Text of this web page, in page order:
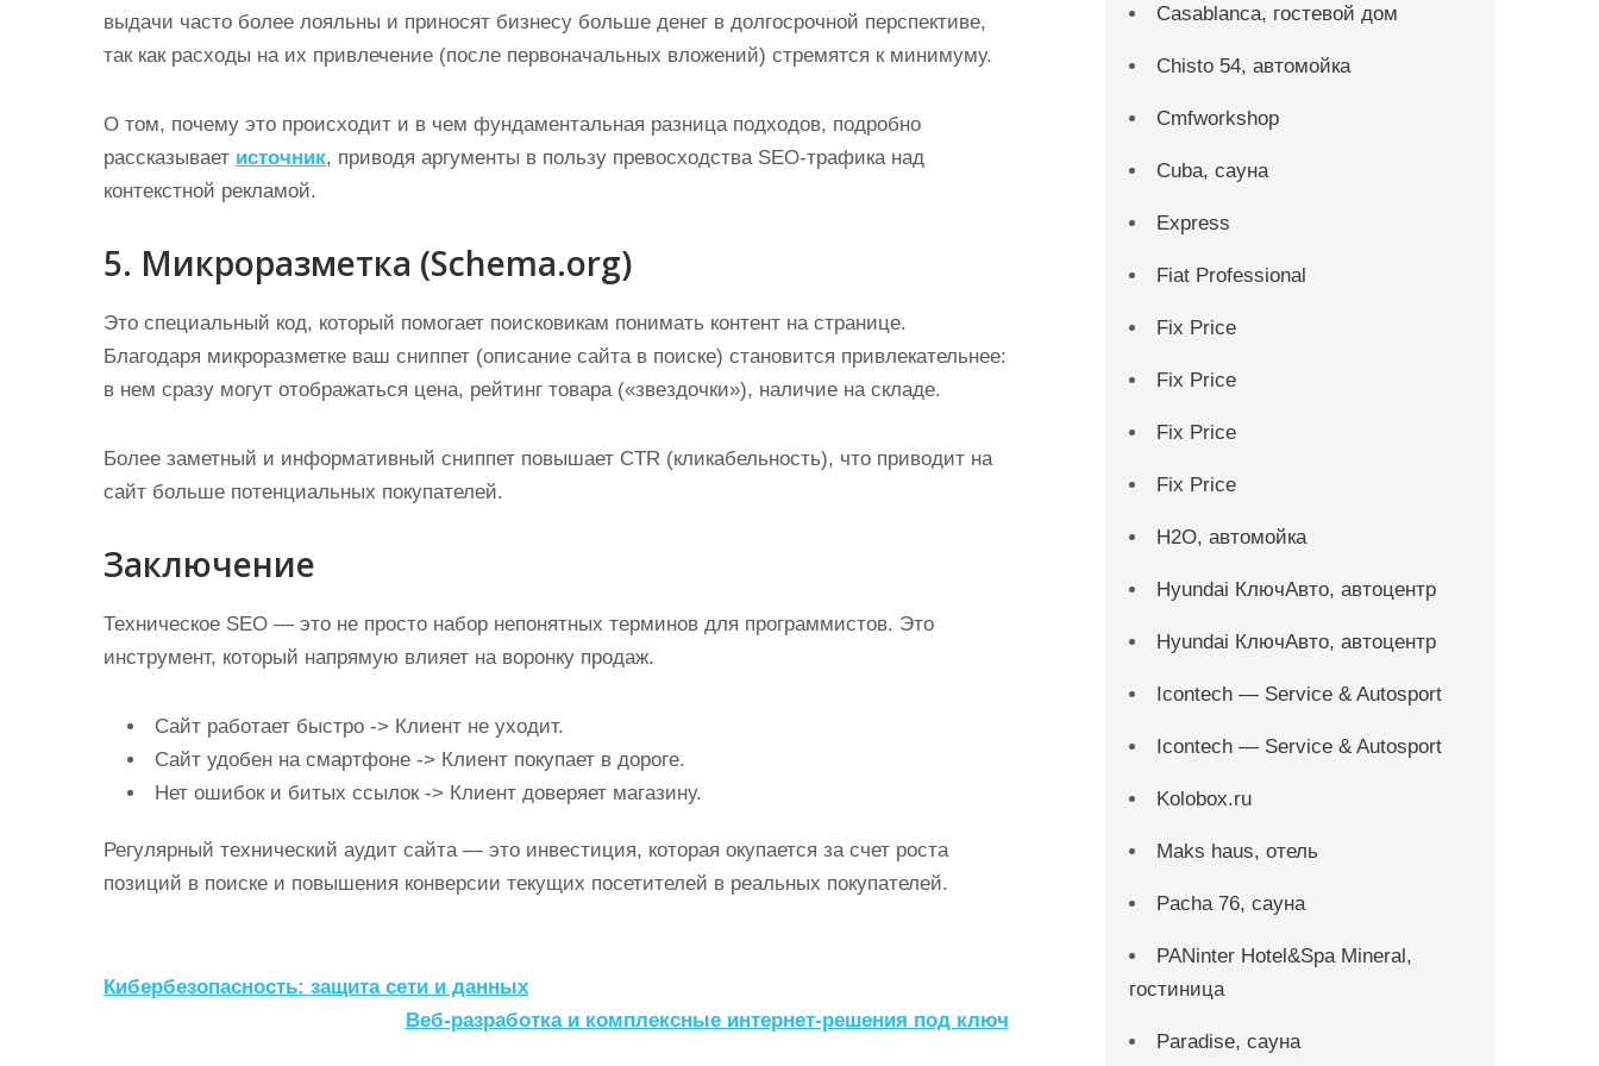
выдачи часто более лояльны и приносят бизнесу больше денег в долгосрочной перспективе,
так как расходы на их привлечение (после первоначальных вложений) стремятся к минимуму.
О том, почему это происходит и в чем фундаментальная разница подходов, подробно
рассказывает источник, приводя аргументы в пользу превосходства SEO-трафика над
контекстной рекламой.
5. Микроразметка (Schema.org)
Это специальный код, который помогает поисковикам понимать контент на странице.
Благодаря микроразметке ваш сниппет (описание сайта в поиске) становится привлекательнее:
в нем сразу могут отображаться цена, рейтинг товара («звездочки»), наличие на складе.
Более заметный и информативный сниппет повышает CTR (кликабельность), что приводит на
сайт больше потенциальных покупателей.
Заключение
Техническое SEO — это не просто набор непонятных терминов для программистов. Это
инструмент, который напрямую влияет на воронку продаж.
Сайт работает быстро -> Клиент не уходит.
Сайт удобен на смартфоне -> Клиент покупает в дороге.
Нет ошибок и битых ссылок -> Клиент доверяет магазину.
Регулярный технический аудит сайта — это инвестиция, которая окупается за счет роста
позиций в поиске и повышения конверсии текущих посетителей в реальных покупателей.
Н
Кибербезопасность: защита сети и данных
Веб-разработка и комплексные интернет-решения под ключ
Casablanca, гостевой дом
Chisto 54, автомойка
Cmfworkshop
Cuba, сауна
Express
Fiat Professional
Fix Price
Fix Price
Fix Price
Fix Price
H2O, автомойка
Hyundai КлючАвто, автоцентр
Hyundai КлючАвто, автоцентр
Icontech — Service & Autosport
Icontech — Service & Autosport
Kolobox.ru
Maks haus, отель
Pacha 76, сауна
PANinter Hotel&Spa Mineral,
гостиница
Paradise, сауна